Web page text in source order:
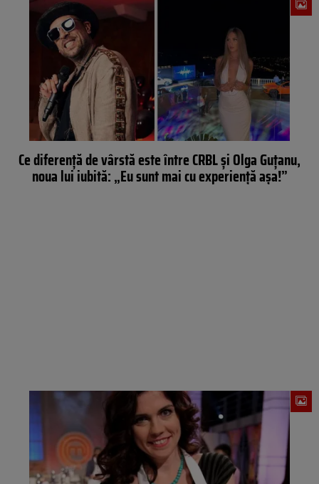
Ce diferență de vârstă este între CRBL și Olga Guțanu,
noua lui iubită: „Eu sunt mai cu experiență așa!”